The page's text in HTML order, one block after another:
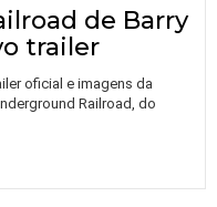
de Barry
trailer
oficial e imagens da
Railroad, do